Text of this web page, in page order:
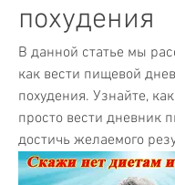
похудения
В данной статье мы
как вести пищевой
похудения. Узнайте,
просто вести дневник
достичь желаемого